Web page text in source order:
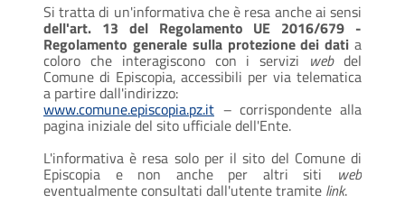
Si tratta di un'informativa che è resa anche ai sensi
dell'art. 13 del Regolamento UE 2016/679 -
Regolamento generale sulla protezione dei dati a
coloro che interagiscono con i servizi webdel
Comune di Episcopia, accessibili per via telematica
a partire dall'indirizzo:
www.comune.episcopia.pz.it – corrispondente alla
pagina iniziale del sito ufficiale dell'Ente.
L'informativa è resa solo per il sito del Comune di
Episcopia e non anche per altri siti web
eventualmente consultati dall'utente tramite link.